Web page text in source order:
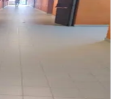
online con estrategia
y campañas que